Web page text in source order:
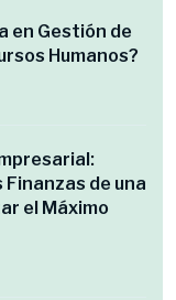
en Gestión de
Humanos?
de una
el Máximo